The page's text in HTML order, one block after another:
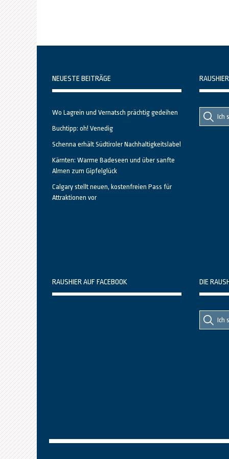
NEUESTE BEITRÄGE
Wo Lagrein und Vernatsch prächtig gedeihen
Buchtipp: oh! Venedig
Schenna erhält Südtiroler Nachhaltigkeitslabel
Kärnten: Warme Badeseen und über sanfte
Almen zum Gipfelglück
Calgary stellt neuen, kostenfreien Pass für
Attraktionen vor
Suche
nach::
Suche
nach:
RAUSHIER AUF FACEBOOK DIE
Suche
nach::
Suche
nach: